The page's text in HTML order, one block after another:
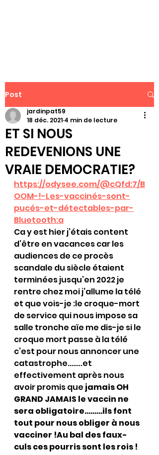
Post
ET SI NOUS
REDEVENIONS UNE
VRAIE DEMOCRATIE?
jardinpat59
18 déc. 2021 4 min de lecture
https://odysee.com/@cQfd:7/B
OOM-!-Les-vaccinés-sont-
pucés-et-détectables-par-
Bluetooth:a
Ca y est hier j’étais content
d’être en vacances car les
audiences de ce procès
scandale du siècle étaient
terminées jusqu’en 2022 je
rentre chez moi j’allume la télé
et que vois-je :le croque-mort
de service qui nous impose sa
salle tronche aïe me dis-je si le
croque mort passe à la télé
c’est pour nous annoncer une
catastrophe……..et
effectivement après nous
avoir promis que jamais OH
GRAND JAMAIS le vaccin ne
sera obligatoire………ils font
tout pour nous obliger à nous
vacciner !Au bal des faux-
culs ces pourris sont les rois !